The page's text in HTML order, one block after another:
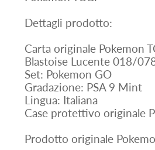
Dettagli prodotto:
Carta originale Pokemon
Blastoise Lucente 018/
Set: Pokemon GO
Gradazione: PSA 9 Mint
Lingua: Italiana
Case protettivo originale
Prodotto originale